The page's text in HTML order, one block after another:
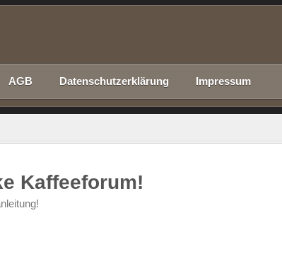
AGB Datenschutzerklärung Impressum
Kaffeeforum!